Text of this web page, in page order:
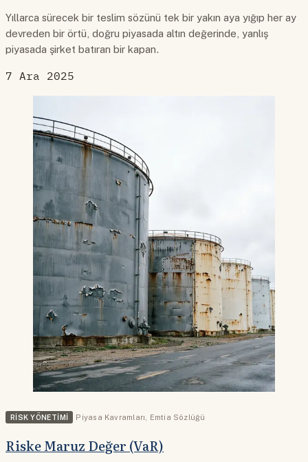
Yıllarca sürecek bir teslim sözünü tek bir yakın aya yığıp her ay
devreden bir örtü, doğru piyasada altın değerinde, yanlış
piyasada şirket batıran bir kapan.
7 Ara 2025
RISK YÖNETIMI Piyasa Kavramları Emtia Sözlüğü
Riske Maruz Değer (VaR)